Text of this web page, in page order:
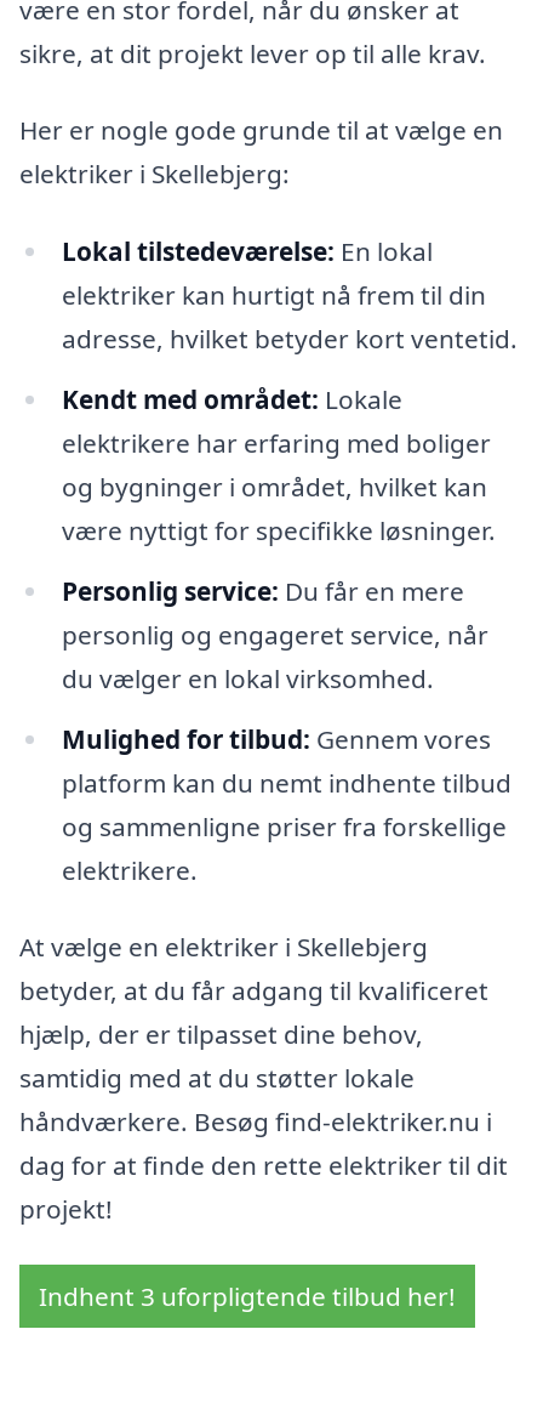
være en stor fordel, når du ønsker at
sikre, at dit projekt lever op til alle krav.
Her er nogle gode grunde til at vælge en
elektriker i Skellebjerg:
Lokal tilstedeværelse: En lokal
elektriker kan hurtigt nå frem til din
adresse, hvilket betyder kort ventetid.
Kendt med området: Lokale
elektrikere har erfaring med boliger
og bygninger i området, hvilket kan
være nyttigt for specifikke løsninger.
Personlig service: Du får en mere
personlig og engageret service, når
du vælger en lokal virksomhed.
Mulighed for tilbud: Gennem vores
platform kan du nemt indhente tilbud
og sammenligne priser fra forskellige
elektrikere.
At vælge en elektriker i Skellebjerg
betyder, at du får adgang til kvalificeret
hjælp, der er tilpasset dine behov,
samtidig med at du støtter lokale
håndværkere. Besøg find-elektriker.nu i
dag for at finde den rette elektriker til dit
projekt!
Indhent 3 uforpligtende tilbud her!